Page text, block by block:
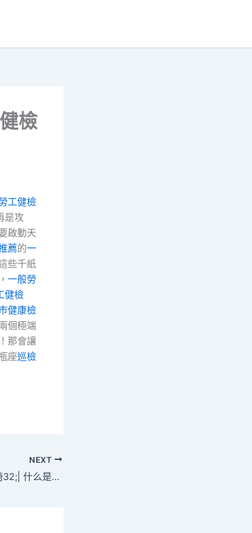
檢
工健檢
是攻
啟動天
薦的一
些千紙
一般勞
健檢
健康檢
個極端
那會讓
座巡檢
NEXT
你好非洲&#億嵐工學椅32;| 什么是快活星球？